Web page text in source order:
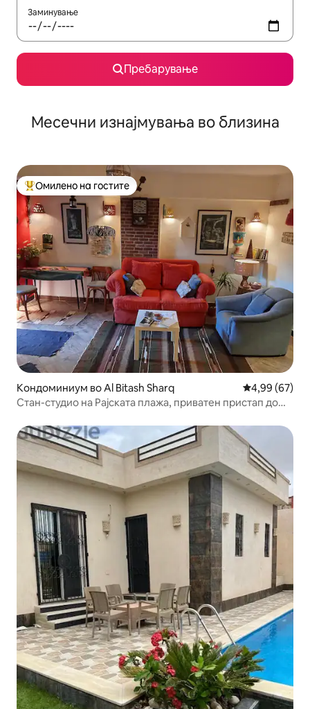
Заминување
Пребарување
Месечни изнајмувања во близина
Меѓу најуспешните „Омилени на гостите“
Омилено на гостите
Кондоминиум во Al Bitash Sharq Просечна
4,99 (67)
Стан-студио на Рајската плажа, приватен пристап до